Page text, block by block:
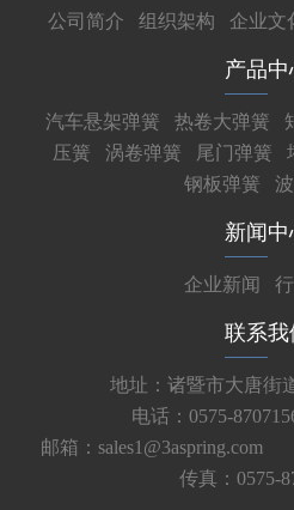
公司简介 组织架构 企业文
产品中
汽车悬架弹簧 热卷大弹簧
压簧
涡卷弹簧 尾门弹簧
钢板弹簧
新闻中
企业新闻
联系我
地址：诸暨市大唐街
电话：0575-
邮箱：sales1@3aspring.com
传真：0575-